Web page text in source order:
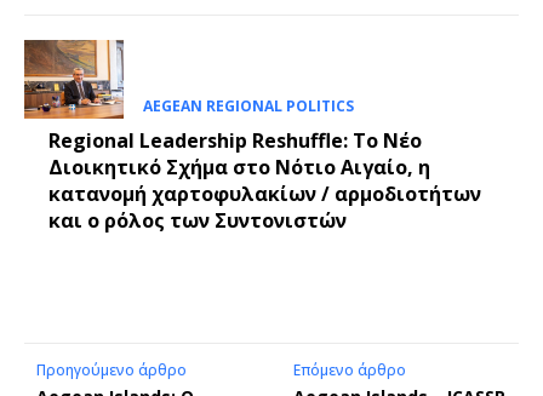
AEGEAN REGIONAL POLITICS
Regional Leadership Reshuffle: Το Νέο
Διοικητικό Σχήμα στο Νότιο Αιγαίο, η
κατανομή χαρτοφυλακίων / αρμοδιοτήτων
και ο ρόλος των Συντονιστών
Προηγούμενο άρθρο Επόμενο άρθρο